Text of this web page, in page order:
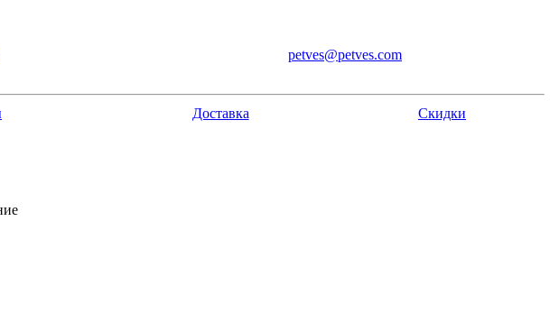
petves@petves.com
Доставка Скидки